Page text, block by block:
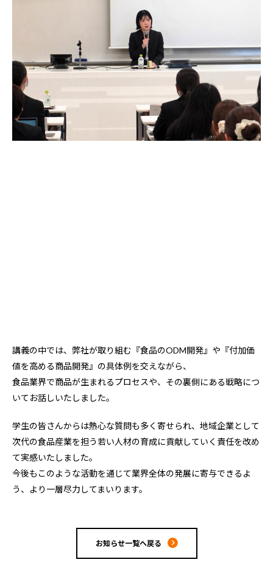
講義の中では、弊社が取り組む『食品のODM開発』や『付加価
値を高める商品開発』の具体例を交えながら、
食品業界で商品が生まれるプロセスや、その裏側にある戦略につ
いてお話しいたしました。
学生の皆さんからは熱心な質問も多く寄せられ、地域企業として
次代の食品産業を担う若い人材の育成に貢献していく責任を改め
て実感いたしました。
今後もこのような活動を通じて業界全体の発展に寄与できるよ
う、より一層尽力してまいります。
お知らせ一覧へ戻る